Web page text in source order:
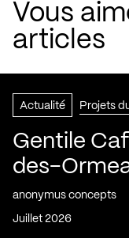
Vous
articles
Actualité Projets
Gentile
des-
anonymus concepts
juillet 2026